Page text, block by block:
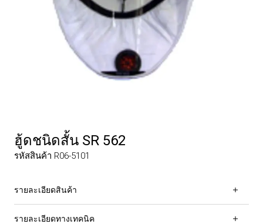
ฮู้ดชนิดสั้น SR 562
รหัสสินค้า R06-5101
รายละเอียดสินค้า
รายละเอียดทางเทคนิค